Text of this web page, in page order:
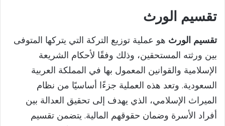
تقسيم الورث
تقسيم الورث هو عملية توزيع التركة التي يتركها المتوفى
بين ورثته المستحقين، وذلك وفقًا لأحكام الشريعة
الإسلامية والقوانين المعمول بها في المملكة العربية
السعودية. وتعد هذه العملية جزءًا أساسيًا من نظام
الميراث الإسلامي، الذي يهدف إلى تحقيق العدالة بين
أفراد الأسرة وضمان حقوقهم المالية. يتضمن تقسيم